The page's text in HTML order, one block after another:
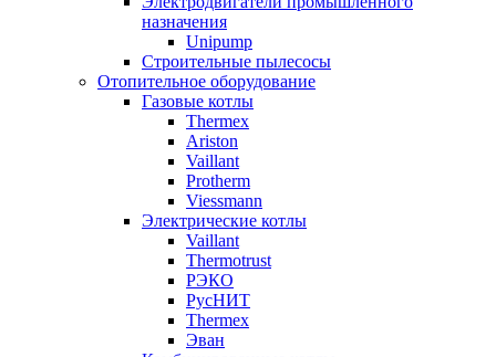
назначения
Unipump
Строительные пылесосы
Отопительное оборудование
Газовые котлы
Thermex
Ariston
Vaillant
Protherm
Viessmann
Электрические котлы
Vaillant
Thermotrust
РЭКО
РусНИТ
Thermex
Эван